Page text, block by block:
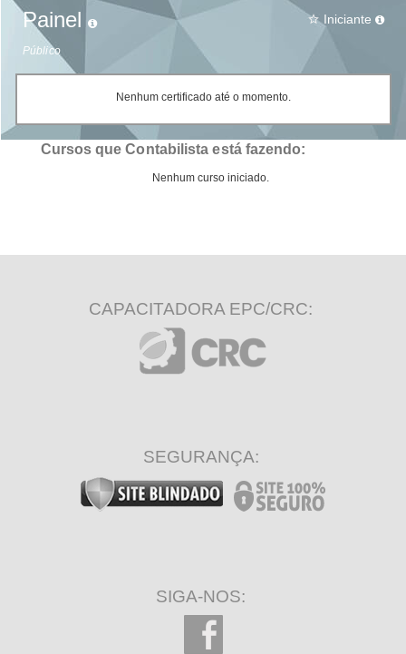
Painel
Público
star_border Iniciante
Nenhum certificado até o momento.
Cursos que Contabilista está fazendo:
Nenhum curso iniciado.
CAPACITADORA EPC/CRC:
SEGURANÇA:
SIGA-NOS: